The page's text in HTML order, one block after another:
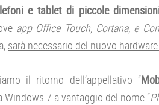
e tablet di piccole
app Office Touch, Cortana, e
sarà necessario del nuovo
il ritorno dell’appellativo “
Windows 7 a vantaggio del nome “